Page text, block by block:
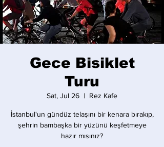
Gece Bisiklet
Turu
Sat, Jul 26
  |
Rez Kafe
İstanbul'un gündüz telaşını bir kenara bırakıp,
şehrin bambaşka bir yüzünü keşfetmeye
hazır mısınız?